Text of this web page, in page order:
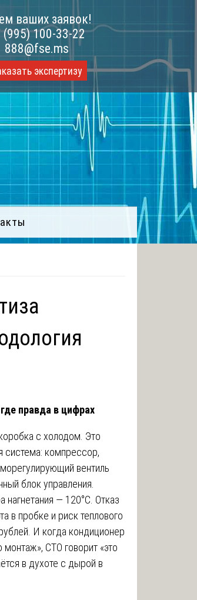
ваших заявок!
(995) 100-33-22
888@fse.ms
экспертизу
правда в цифрах
с холодом. Это
система: компрессор,
вентиль
блок управления.
нагнетания — 120°C. Отказ
в пробке и риск теплового
И когда кондиционер
монтаж», СТО говорит «это
в духоте с дырой в